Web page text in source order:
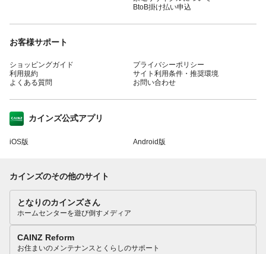
BtoB掛け払い申込
お客様サポート
ショッピングガイド
利用規約
よくある質問
プライバシーポリシー
サイト利用条件・推奨環境
お問い合わせ
カインズ公式アプリ
iOS版 Android版
カインズのその他のサイト
となりのカインズさん
ホームセンターを遊び倒すメディア
CAINZ Reform
お住まいのメンテナンスとくらしのサポート